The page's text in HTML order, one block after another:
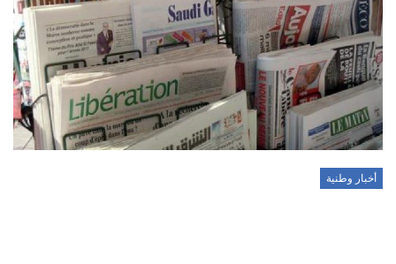
أخبار وطنية